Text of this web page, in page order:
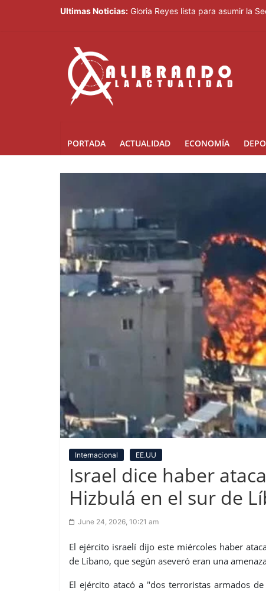
Ultimas Noticias: Gloria Reyes lista para asumir la
PORTADA ACTUALIDAD ECONOMÍA
Internacional EE.UU
Israel dice haber
Hizbulá en el sur de
June 24, 2026, 10:21 am
El ejército israelí dijo este miércoles haber
de Líbano, que según aseveró eran una
El ejército atacó a "dos terroristas armados